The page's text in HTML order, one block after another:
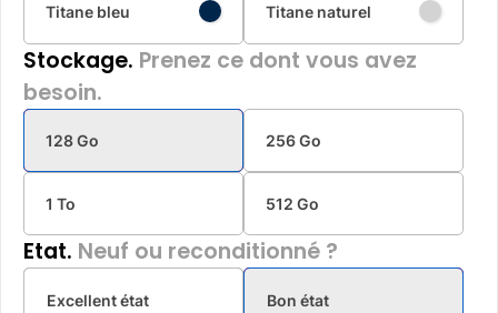
Titane bleu Titane naturel
Stockage. Prenez ce dont vous avez
besoin.
128 Go 256 Go
1 To 512 Go
Etat. Neuf ou reconditionné ?
Excellent état Bon état